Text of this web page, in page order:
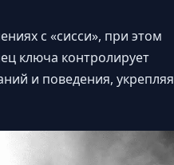
с «сисси», при этом
ключа контролирует
и поведения, укрепляя